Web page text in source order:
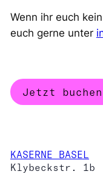
Wenn ihr euch
euch gerne unter
Jetzt buchen
KASERNE BASEL
Klybeckstr. 1b